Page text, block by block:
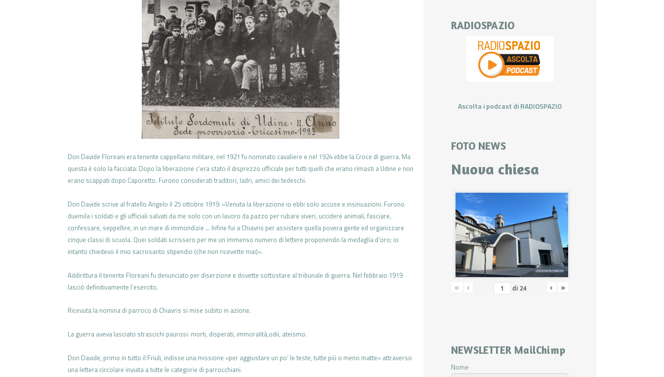
Don Davide Floreani era tenente cappellano militare, nel 1921 fu nominato cavaliere e nel 1924 ebbe la Croce di guerra. Ma
questa è solo la facciata. Dopo la liberazione c’era stato il disprezzo ufficiale per tutti quelli che erano rimasti a Udine e non
erano scappati dopo Caporetto. Furono considerati traditori, ladri, amici dei tedeschi.
Don Davide scrive al fratello Angelo il 25 ottobre 1919: «Venuta la liberazione io ebbi solo accuse e insinuazioni. Furono
duemila i soldati e gli ufficiali salvati da me solo con un lavoro da pazzo per rubare viveri, uccidere animali, fasciare,
confessare, seppellire, in un mare di immondizie … Infine fui a Chiavris per assistere quella povera gente ed organizzare
cinque classi di scuola. Quei soldati scrissero per me un immenso numero di lettere proponendo la medaglia d’oro; io
intanto chiedevo il mio sacrosanto stipendio (che non ricevette mai)».
Addirittura il tenente Floreani fu denunciato per diserzione e dovette sottostare al tribunale di guerra. Nel febbraio 1919
lasciò definitivamente l’esercito.
Ricevuta la nomina di parroco di Chiavris si mise subito in azione.
La guerra aveva lasciato strascichi paurosi: morti, disperati, immoralità,odii, ateismo.
Don Davide, primo in tutto il Friuli, indisse una missione «per aggiustare un po’ le teste, tutte più o meno matte» attraverso
una lettera circolare inviata a tutte le categorie di parrocchiani.
RADIOSPAZIO
Ascolta i podcast di RADIOSPAZIO
FOTO NEWS
Nuova chiesa
« ‹ di 24 › »
NEWSLETTER MailChimp
Nome